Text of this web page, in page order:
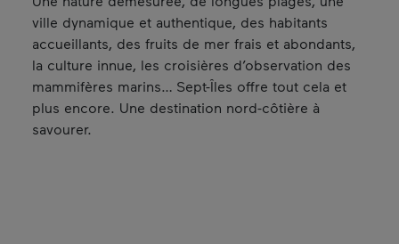
ville dynamique et authentique, des habitants
accueillants, des fruits de mer frais et abondants,
la culture innue, les croisières d’observation des
mammifères marins… Sept-Îles offre tout cela et
plus encore. Une destination nord-côtière à
savourer.